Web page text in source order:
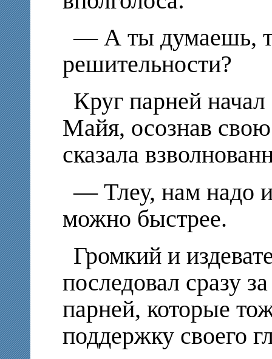
— А ты думаешь,
решительности?
Круг парней
Майя, осознав
сказала
— Тлеу, нам надо
можно быстрее.
Громкий и
последовал сразу
парней, которые
поддержку своего